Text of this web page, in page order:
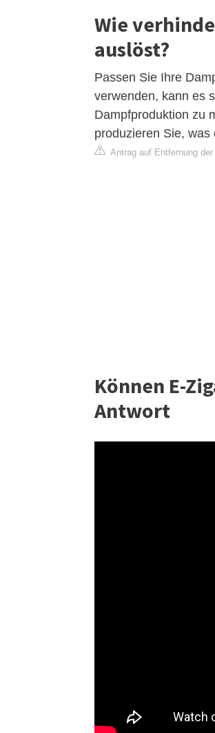
Wie
auslöst?
Passen Sie Ihre
verwenden, kann es
Dampfproduktion zu
produzieren Sie,
Antrag auf Entfernung
Können E-
Antwort